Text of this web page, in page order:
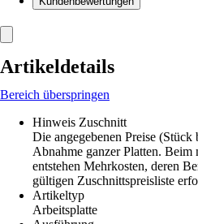
Artikeldetails
Bereich überspringen
Hinweis Zuschnitt
Die angegebenen Preise
Abnahme ganzer Platten.
entstehen Mehrkosten, deren
gültigen Zuschnittspreisliste
Artikeltyp
Arbeitsplatte